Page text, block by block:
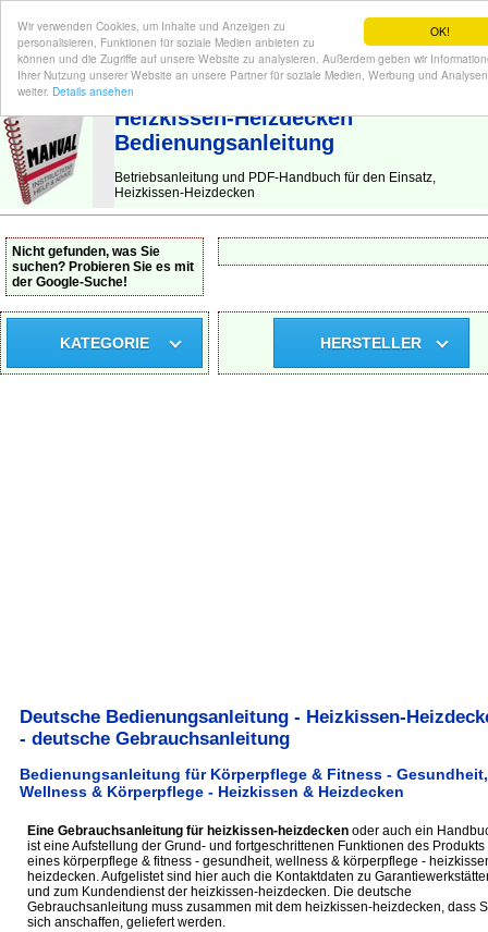
OK!
Wir verwenden Cookies, um Inhalte und Anzeigen zu
personalisieren, Funktionen für soziale Medien anbieten zu
können und die Zugriffe auf unsere Website zu analysieren. Außerdem geben wir
Ihrer Nutzung unserer Website an unsere Partner für soziale Medien, Werbung und Analysen
weiter. Details ansehen
BEDIENUNGSANLEITUNG | Hier finden Sie die deutsche Anleitung!
Heizkissen-Heizdecken
Bedienungsanleitung
Betriebsanleitung und PDF-Handbuch für den Einsatz,
Heizkissen-Heizdecken
Nicht gefunden, was Sie
suchen? Probieren Sie es mit
der Google-Suche!
KATEGORIE HERSTELLER
Deutsche Bedienungsanleitung - Heizkissen-
- deutsche Gebrauchsanleitung
Bedienungsanleitung für Körperpflege & Fitness - Gesundheit,
Wellness & Körperpflege - Heizkissen & Heizdecken
Eine Gebrauchsanleitung für heizkissen-heizdeckenoder auch ein
ist eine Aufstellung der Grund- und fortgeschrittenen Funktionen des Produkts
eines körperpflege & fitness - gesundheit, wellness & körperpflege -
heizdecken. Aufgelistet sind hier auch die Kontaktdaten zu
und zum Kundendienst der heizkissen-heizdecken. Die deutsche
Gebrauchsanleitung muss zusammen mit dem heizkissen-heizdecken, dass
sich anschaffen, geliefert werden.